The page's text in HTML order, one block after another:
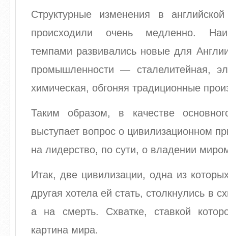
Структурные изменения в
происходили очень медленно.
темпами развивались новые для
промышленности — сталелитейная,
химическая, обгоняя традиционные
Таким образом, в качестве
выступает вопрос о цивилизационном
на лидерство, по сути, о владении
Итак, две цивилизации, одна из
другая хотела ей стать, столкнулись в
а на смерть. Схватке, ставкой
картина мира.